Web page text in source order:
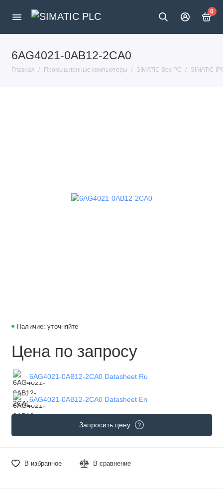
0
6AG4021-0AB12-2CA0
Главная Промышленные компьютеры SIMATIC Box PC SIMATIC
Наличие: уточняйте
Цена по запросу
6AG4021-0AB12-2CA0 Datasheet Ru
6AG4021-0AB12-2CA0 Datasheet En
Запросить цену
В избранное В сравнение